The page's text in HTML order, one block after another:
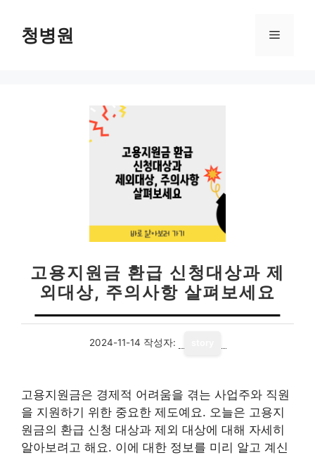
청병원 메
고용지원금 환급 신청대상과 제
외대상, 주의사항 살펴보세요
2024-11-14 작성자:
고용지원금은 경제적 어려움을 겪는 사업주와 직원
을 지원하기 위한 중요한 제도예요. 오늘은 고용지
원금의 환급 신청 대상과 제외 대상에 대해 자세히
알아보려고 해요. 이에 대한 정보를 미리 알고 계신